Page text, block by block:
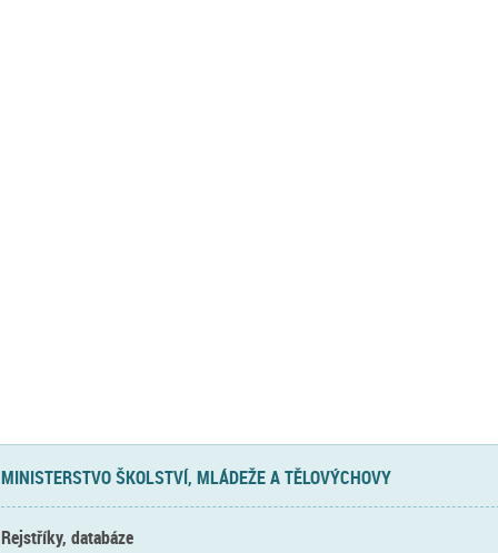
MINISTERSTVO ŠKOLSTVÍ, MLÁDEŽE A TĚLOVÝCHOVY
Rejstříky, databáze